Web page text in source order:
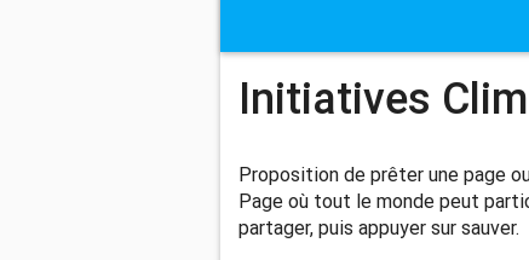
Initiatives
Proposition de prêter une page
Page où tout le monde peut
partager, puis appuyer sur sauver.